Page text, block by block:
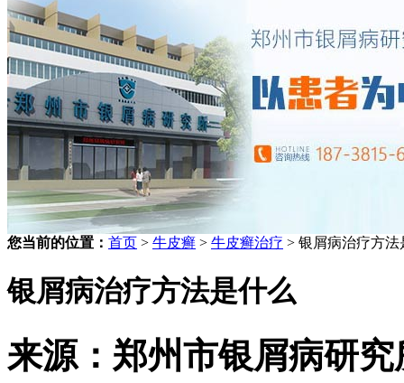
您当前的位置： 首页 > 牛皮癣 > 牛皮癣治疗 > 银屑病治疗方法
银屑病治疗方法是什么
来源：郑州市银屑病研究